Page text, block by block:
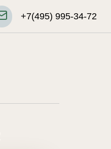
+7(495) 995-34-72